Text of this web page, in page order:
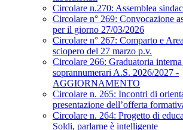
Circolare n.270: Assemblea
Circolare n° 269: Convocazione
per il giorno 27/03/2026
Circolare n° 267: Comparto e
sciopero del 27 marzo p.v.
Circolare 266: Graduatoria
soprannumerari A.S. 2026/2027 -
AGGIORNAMENTO
Circolare n. 265: Incontri di
presentazione dell’offerta
Circolare n. 264: Progetto di
Soldi, parlarne è intelligente